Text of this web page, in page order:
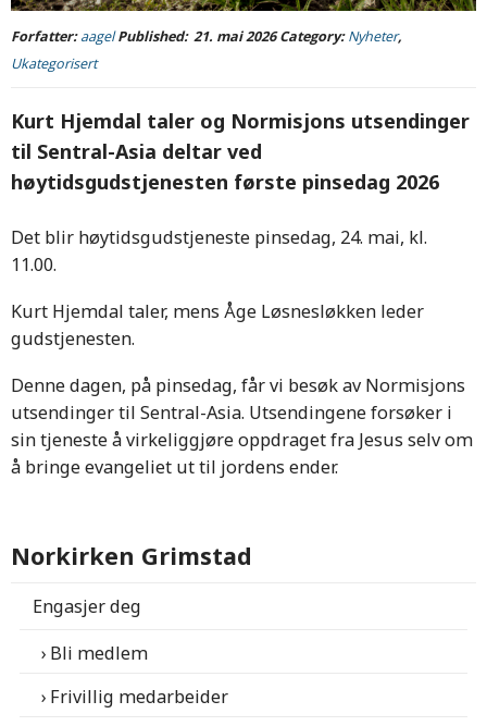
Forfatter:aagelPublished: 21. mai 2026 Category:Nyheter,
Ukategorisert
Kurt Hjemdal taler og Normisjons utsendinger
til Sentral-Asia deltar ved
høytidsgudstjenesten første pinsedag 2026
Det blir høytidsgudstjeneste pinsedag, 24. mai, kl.
11.00.
Kurt Hjemdal taler, mens Åge Løsnesløkken leder
gudstjenesten.
Denne dagen, på pinsedag, får vi besøk av Normisjons
utsendinger til Sentral-Asia. Utsendingene forsøker i
sin tjeneste å virkeliggjøre oppdraget fra Jesus selv om
å bringe evangeliet ut til jordens ender.
Norkirken Grimstad
Engasjer deg
Bli medlem
Frivillig medarbeider